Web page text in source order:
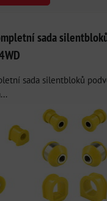
sada silentbloků
sada silentbloků